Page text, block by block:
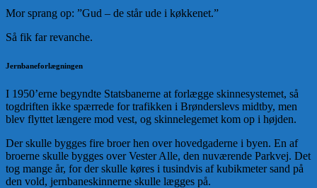
Mor sprang op: ”Gud – de står ude i køkkenet.”
Så fik far revanche.
Jernbaneforlægningen
I 1950’erne begyndte Statsbanerne at forlægge skinnesystemet, så
togdriften ikke spærrede for trafikken i Brønderslevs midtby, men
blev flyttet længere mod vest, og skinnelegemet kom op i højden.
Der skulle bygges fire broer hen over hovedgaderne i byen. En af
broerne skulle bygges over Vester Alle, den nuværende Parkvej. Det
tog mange år, for der skulle køres i tusindvis af kubikmeter sand på
den vold, jernbaneskinnerne skulle lægges på.